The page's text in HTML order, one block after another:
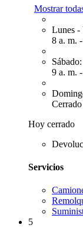
Mostrar
Lunes -
8 a. m.
Sábado:
9 a. m.
Cerrado
Hoy cerrado
Servicios
5